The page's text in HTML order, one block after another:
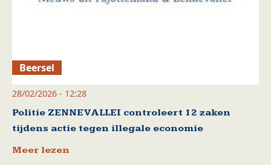
Beersel
28/02/2026 - 12:28
Politie ZENNEVALLEI controleert 12 zaken
tijdens actie tegen illegale economie
Meer lezen